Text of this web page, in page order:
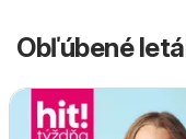
Obľúbené